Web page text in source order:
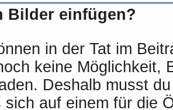
Bilder einfügen?
in der Tat im
keine Möglichkeit,
Deshalb musst
sich auf einem für die